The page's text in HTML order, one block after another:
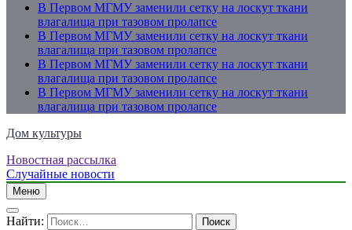
В Первом МГМУ заменили сетку на лоскут ткани
влагалища при тазовом пролапсе
В Первом МГМУ заменили сетку на лоскут ткани
влагалища при тазовом пролапсе
В Первом МГМУ заменили сетку на лоскут ткани
влагалища при тазовом пролапсе
В Первом МГМУ заменили сетку на лоскут ткани
влагалища при тазовом пролапсе
Дом культуры
Just another WordPress site
Новостная рассылка
Случайные новости
Меню
Найти: